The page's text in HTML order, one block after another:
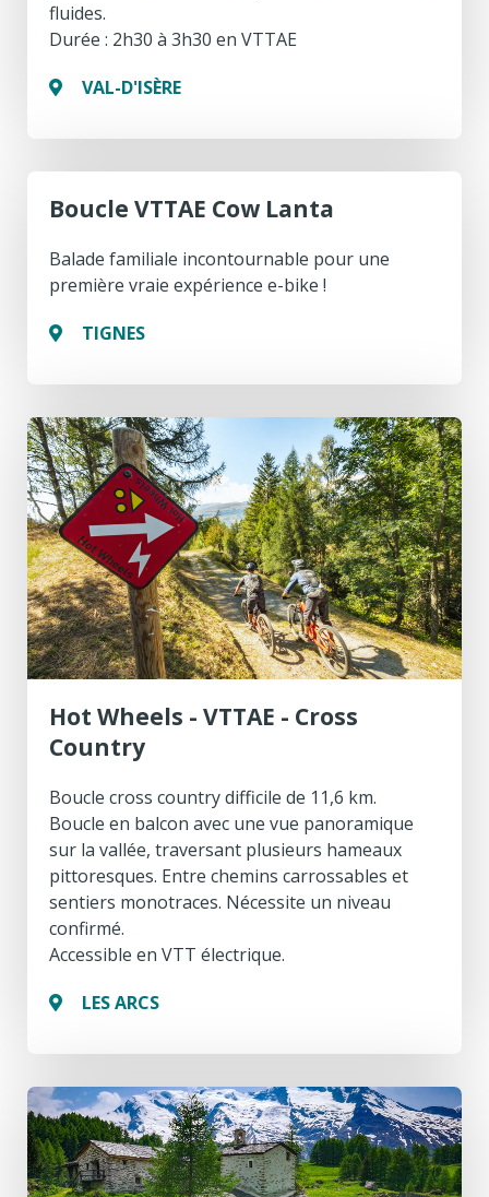
fluides.
Durée : 2h30 à 3h30 en VTTAE
VAL-D'ISÈRE
Boucle VTTAE Cow Lanta
Balade familiale incontournable pour une
première vraie expérience e-bike !
TIGNES
Hot Wheels - VTTAE - Cross
Country
Boucle cross country difficile de 11,6 km.
Boucle en balcon avec une vue panoramique
sur la vallée, traversant plusieurs hameaux
pittoresques. Entre chemins carrossables et
sentiers monotraces. Nécessite un niveau
confirmé.
Accessible en VTT électrique.
LES ARCS